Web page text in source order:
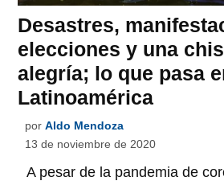
Desastres,
elecciones y una
alegría; lo que pasa
Latinoamérica
por Aldo Mendoza
13 de noviembre de 2020
A pesar de la pandemia de